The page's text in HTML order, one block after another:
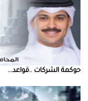
حوكمة‭ ‬الشركات‭.. ‬قواعد‭ ...